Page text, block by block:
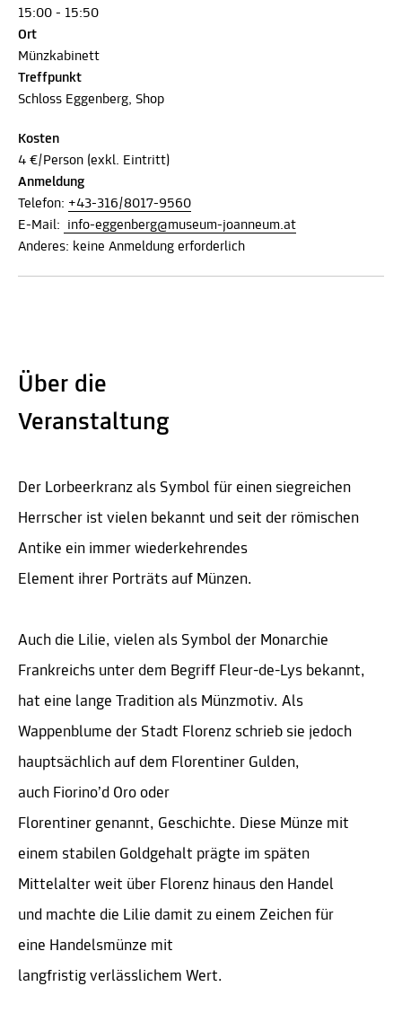
15:00 - 15:50
Ort
Münzkabinett
Treffpunkt
Schloss Eggenberg, Shop
Kosten
4 €/Person (exkl. Eintritt)
Anmeldung
Telefon: +43-316/8017-9560
E-Mail:
info-eggenberg@museum-joanneum.at
Anderes: keine Anmeldung erforderlich
Über die
Veranstaltung
Der Lorbeerkranz als Symbol für einen siegreichen
Herrscher ist vielen bekannt und seit der römischen
Antike ein immer wiederkehrendes
Element ihrer Porträts auf Münzen.
Auch die Lilie, vielen als Symbol der Monarchie
Frankreichs unter dem Begriff Fleur-de-Lys bekannt,
hat eine lange Tradition als Münzmotiv. Als
Wappenblume der Stadt Florenz schrieb sie jedoch
hauptsächlich auf dem Florentiner Gulden,
auch Fiorino’d Oro oder
Florentiner genannt, Geschichte. Diese Münze mit
einem stabilen Goldgehalt prägte im späten
Mittelalter weit über Florenz hinaus den Handel
und machte die Lilie damit zu einem Zeichen für
eine Handelsmünze mit
langfristig verlässlichem Wert.